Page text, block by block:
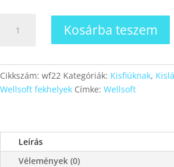
fekhely
Kosárba teszem
Cikkszám: wf22 Kategóriák: Kisfiúknak,
Wellsoft fekhelyek Címke: Wellsoft
Leírás
Vélemények (0)